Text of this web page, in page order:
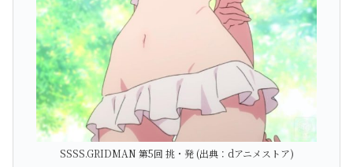
SSSS.GRIDMAN 第5回 挑・発 (出典：dアニメストア)